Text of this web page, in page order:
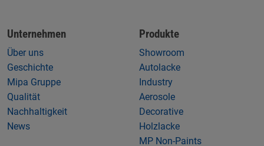
Unternehmen
Über uns
Geschichte
Mipa Gruppe
Qualität
Nachhaltigkeit
News
Produkte
Showroom
Autolacke
Industry
Aerosole
Decorative
Holzlacke
MP Non-Paints